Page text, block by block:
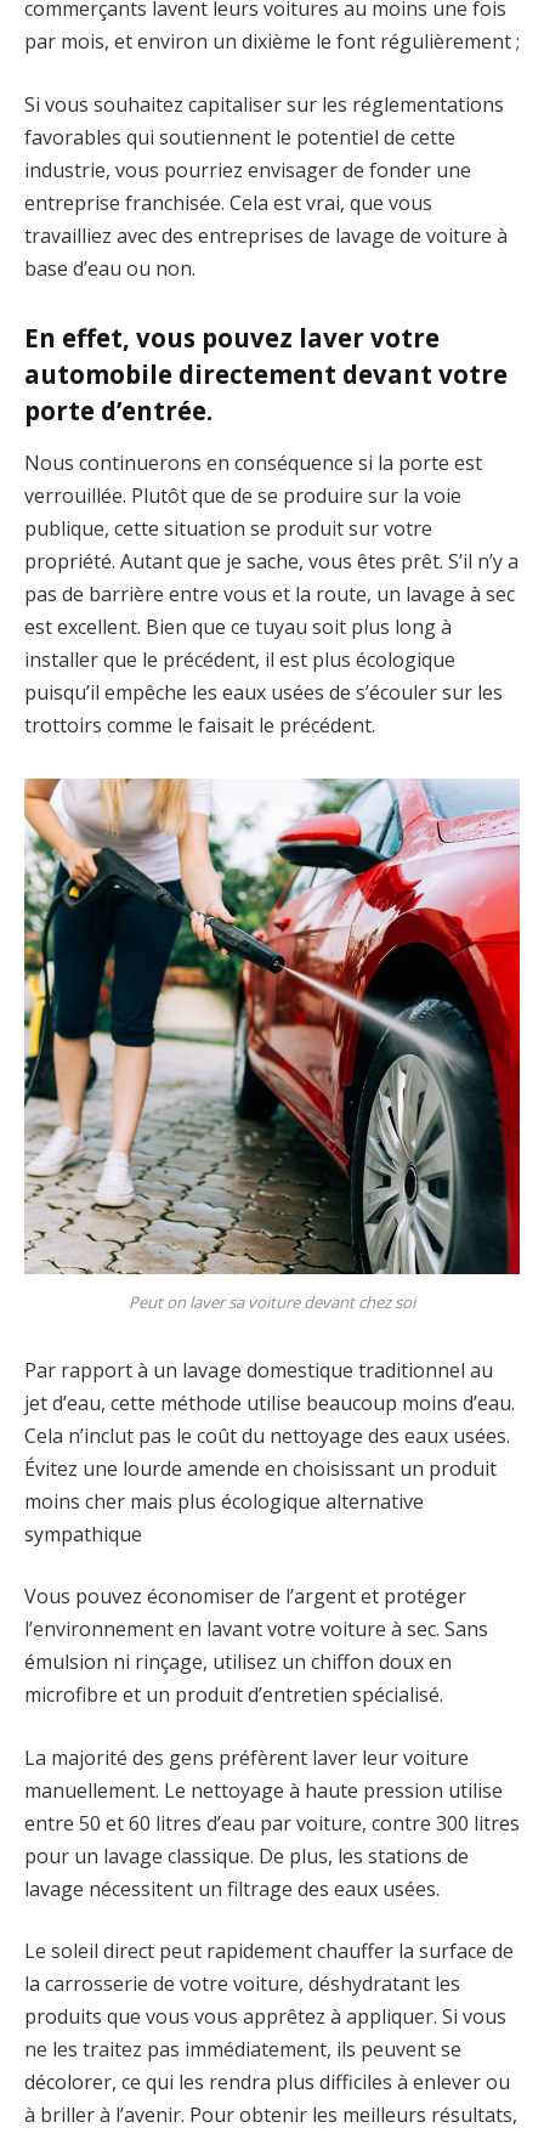
commerçants lavent leurs voitures au moins une fois
par mois, et environ un dixième le font régulièrement ;
Si vous souhaitez capitaliser sur les réglementations
favorables qui soutiennent le potentiel de cette
industrie, vous pourriez envisager de fonder une
entreprise franchisée. Cela est vrai, que vous
travailliez avec des entreprises de lavage de voiture à
base d’eau ou non.
En effet, vous pouvez laver votre
automobile directement devant votre
porte d’entrée.
Nous continuerons en conséquence si la porte est
verrouillée. Plutôt que de se produire sur la voie
publique, cette situation se produit sur votre
propriété. Autant que je sache, vous êtes prêt. S’il n’y a
pas de barrière entre vous et la route, un lavage à sec
est excellent. Bien que ce tuyau soit plus long à
installer que le précédent, il est plus écologique
puisqu’il empêche les eaux usées de s’écouler sur les
trottoirs comme le faisait le précédent.
Peut on laver sa voiture devant chez soi
Par rapport à un lavage domestique traditionnel au
jet d’eau, cette méthode utilise beaucoup moins d’eau.
Cela n’inclut pas le coût du nettoyage des eaux usées.
Évitez une lourde amende en choisissant un produit
moins cher mais plus écologique alternative
sympathique
Vous pouvez économiser de l’argent et protéger
l’environnement en lavant votre voiture à sec. Sans
émulsion ni rinçage, utilisez un chiffon doux en
microfibre et un produit d’entretien spécialisé.
La majorité des gens préfèrent laver leur voiture
manuellement. Le nettoyage à haute pression utilise
entre 50 et 60 litres d’eau par voiture, contre 300 litres
pour un lavage classique. De plus, les stations de
lavage nécessitent un filtrage des eaux usées.
Le soleil direct peut rapidement chauffer la surface de
la carrosserie de votre voiture, déshydratant les
produits que vous vous apprêtez à appliquer. Si vous
ne les traitez pas immédiatement, ils peuvent se
décolorer, ce qui les rendra plus difficiles à enlever ou
à briller à l’avenir. Pour obtenir les meilleurs résultats,